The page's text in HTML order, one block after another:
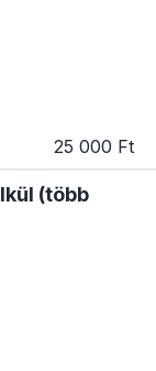
25 000 Ft
(több